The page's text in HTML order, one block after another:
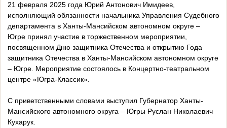
21 февраля 2025 года Юрий Антонович Имидеев,
исполняющий обязанности начальника Управления Судебного
департамента в Ханты-Мансийском автономном округе –
Югре принял участие в торжественном мероприятии,
посвященном Дню защитника Отечества и открытию Года
защитника Отечества в Ханты-Мансийском автономном округе
– Югре. Мероприятие состоялось в Концертно-театральном
центре «Югра-Классик».
С приветственными словами выступил Губернатор Ханты-
Мансийского автономного округа – Югры Руслан Николаевич
Кухарук.